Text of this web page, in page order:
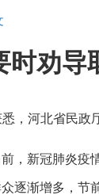
时劝导
河北省民政厅
新冠肺炎疫情
逐渐增多，节